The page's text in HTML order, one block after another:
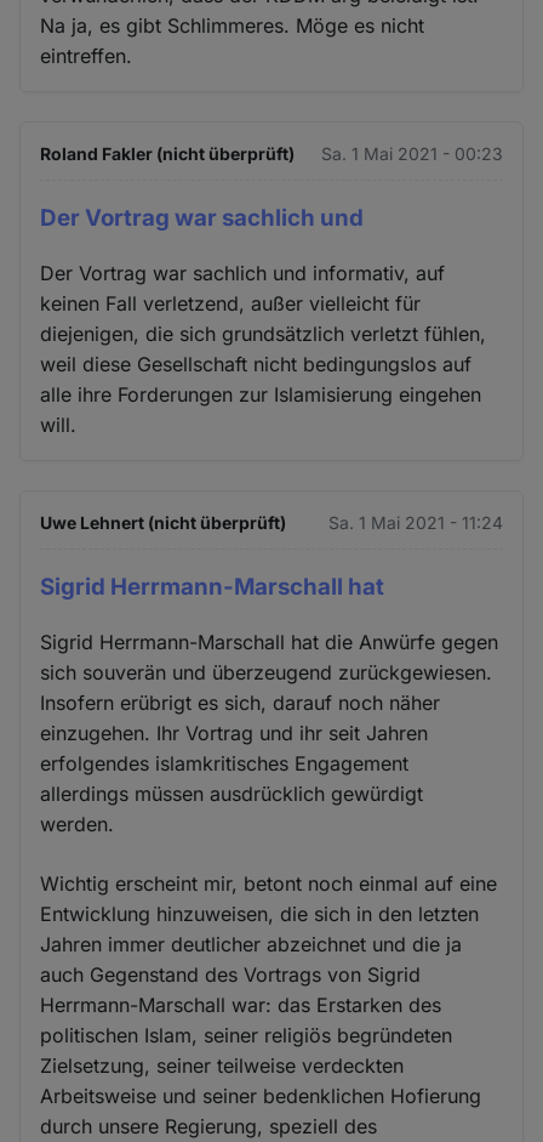
Na ja, es gibt Schlimmeres. Möge es nicht
eintreffen.
Roland Fakler (nicht überprüft) Sa. 1 Mai 2021 - 00:23
Der Vortrag war sachlich und
Der Vortrag war sachlich und informativ, auf
keinen Fall verletzend, außer vielleicht für
diejenigen, die sich grundsätzlich verletzt fühlen,
weil diese Gesellschaft nicht bedingungslos auf
alle ihre Forderungen zur Islamisierung eingehen
will.
Uwe Lehnert (nicht überprüft) Sa. 1 Mai 2021 - 11:24
Sigrid Herrmann-Marschall hat
Sigrid Herrmann-Marschall hat die Anwürfe gegen
sich souverän und überzeugend zurückgewiesen.
Insofern erübrigt es sich, darauf noch näher
einzugehen. Ihr Vortrag und ihr seit Jahren
erfolgendes islamkritisches Engagement
allerdings müssen ausdrücklich gewürdigt
werden.
Wichtig erscheint mir, betont noch einmal auf eine
Entwicklung hinzuweisen, die sich in den letzten
Jahren immer deutlicher abzeichnet und die ja
auch Gegenstand des Vortrags von Sigrid
Herrmann-Marschall war: das Erstarken des
politischen Islam, seiner religiös begründeten
Zielsetzung, seiner teilweise verdeckten
Arbeitsweise und seiner bedenklichen Hofierung
durch unsere Regierung, speziell des